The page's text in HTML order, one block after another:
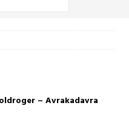
– Avrakadavra